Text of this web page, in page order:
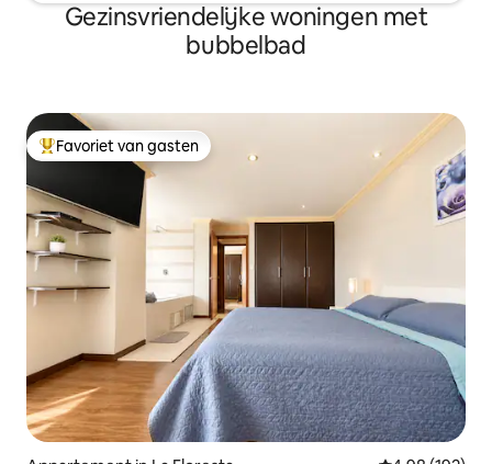
Gezinsvriendelijke woningen met
bubbelbad
Topfavoriet van gasten
Favoriet van gasten